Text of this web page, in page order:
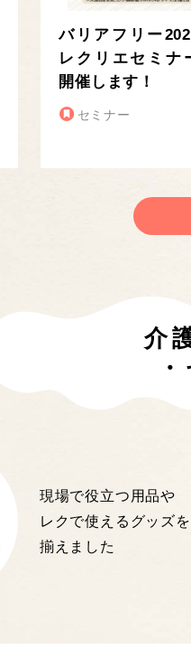
バリアフリー
レクリエセミナ
開催します！
セミナー
介
現場で役立つ用品や
レクで使えるグッズを
揃えました